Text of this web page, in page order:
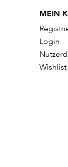
MEIN
Login
Wishlist